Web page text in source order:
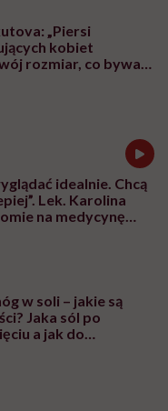
„Piersi
kobiet
rozmiar, co bywa
idealnie. Chcą
Lek. Karolina
na medycynę
w soli – jakie są
Jaka sól po
a jak do